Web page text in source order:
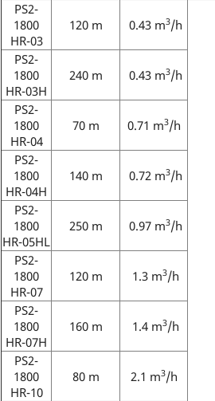
PS2-
1800
HR-03
120 m 0.43 m3/h
PS2-
1800
HR-03H
240 m 0.43 m3/h
PS2-
1800
HR-04
70 m 0.71 m3/h
PS2-
1800
HR-04H
140 m 0.72 m3/h
PS2-
1800
HR-05HL
250 m 0.97 m3/h
PS2-
1800
HR-07
120 m 1.3 m3/h
PS2-
1800
HR-07H
160 m 1.4 m3/h
PS2-
1800
HR-10
80 m 2.1 m3/h